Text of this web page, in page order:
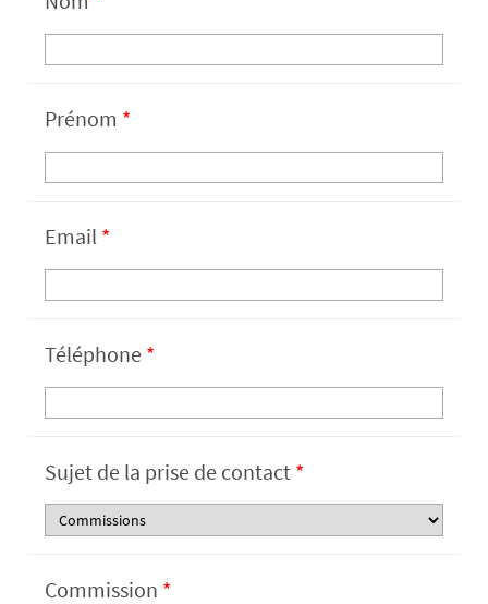
Prénom *
Email *
Téléphone *
Sujet de la prise de contact *
Commission *